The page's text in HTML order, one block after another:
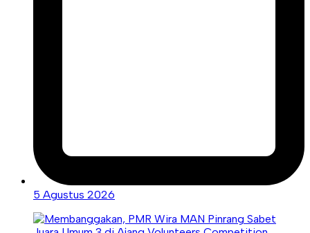
5 Agustus 2026